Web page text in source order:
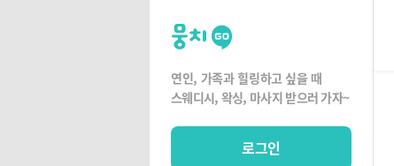
뭉
치
고
연인, 가족과 힐링하고 싶을 때
스웨디시, 왁싱, 마사지 받으러 가자~
로그인